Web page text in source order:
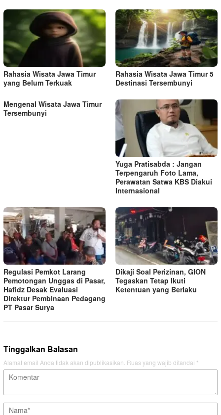
s
i
p
o
s
Rahasia Wisata Jawa Timur
yang Belum Terkuak
Rahasia Wisata Jawa Timur 5
Destinasi Tersembunyi
Mengenal Wisata Jawa Timur
Tersembunyi
Yuga Pratisabda : Jangan
Terpengaruh Foto Lama,
Perawatan Satwa KBS Diakui
Internasional
Regulasi Pemkot Larang
Pemotongan Unggas di Pasar,
Hafidz Desak Evaluasi
Direktur Pembinaan Pedagang
PT Pasar Surya
Dikaji Soal Perizinan, GION
Tegaskan Tetap Ikuti
Ketentuan yang Berlaku
Tinggalkan Balasan
Alamat email Anda tidak akan dipublikasikan. Ruas yang wajib ditandai *